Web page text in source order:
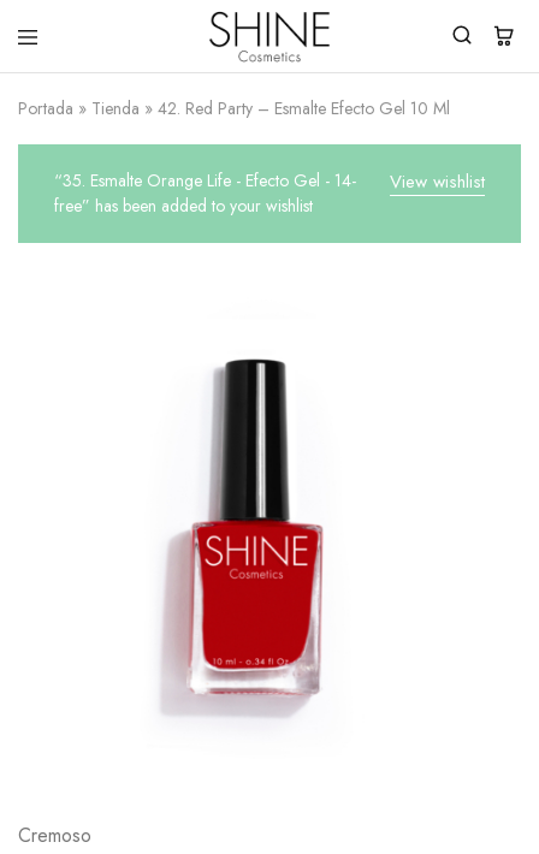
Shine
You
Everyday!
Portada » Tienda » 42. Red Party – Esmalte Efecto Gel 10 Ml
View wishlist
“35. Esmalte Orange Life - Efecto Gel - 14-
free” has been added to your wishlist
Cremoso